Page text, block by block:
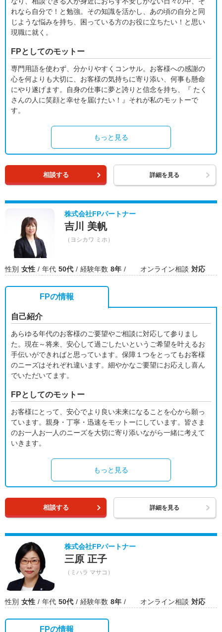
れなら自分で！と勉強。その知識を活かし、あの頃の自分と同
じような悩みを持ち、困っている方のお役に立ちたい！と思い
現職に就く。
FPとしてのモットー
専門用語を使わず、分かりやすくコンサル。お客様への感謝の
心を何よりも大切に、お客様の気持ちに寄り添い、何事も懸命
にやり遂げます。自身の仕事に夢と誇りと信念を持ち、『 たく
さんの人に笑顔と幸せを届けたい！』それが私のモットーで
す。
もっと見る
相談する 詳細を見る
株式会社FPパートナー
吉川 美帆
（ヨシカワ ミホ）
性別 女性 年代 50代 経験年数 8年 オンライン相談 対応
FPの情報
自己紹介
あらゆる年代のお客様のご要望やご相談に対応して参りまし
た。現在～将来、安心して過ごしたいというご希望を叶えるお
手伝いができればと思っています。保障１つをとってもお客様
のニーズはそれぞれ違います。細やかなご要望にお応えし喜ん
でいただいてます。
FPとしてのモットー
お客様にとって、安心でより良い未来になることを心から願っ
ています。親身・丁寧・迅速をモットーにしています。皆さま
のお一人お一人のニーズを大切に寄り添いながら一緒に考えて
いきます。
もっと見る
相談する 詳細を見る
株式会社FPパートナー
三原 正子
（ミハラ マサコ）
性別 女性 年代 50代 経験年数 8年 オンライン相談 対応
FPの情報